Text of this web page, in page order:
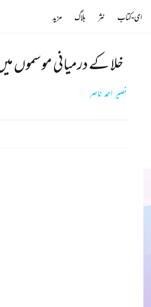
خلا کے درمیانی موسموں
نصیر احمد ناصر
ای-کتاب نثر بلاگ مزید